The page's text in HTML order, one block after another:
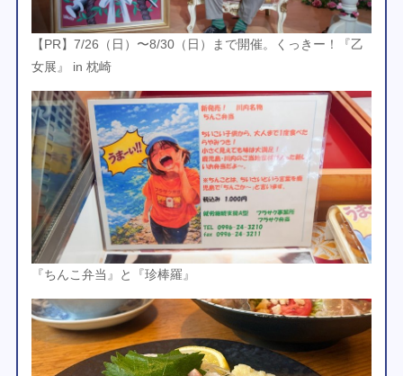
【PR】7/26（日）〜8/30（日）まで開催。くっきー！『乙
女展』 in 枕崎
『ちんこ弁当』と『珍棒羅』